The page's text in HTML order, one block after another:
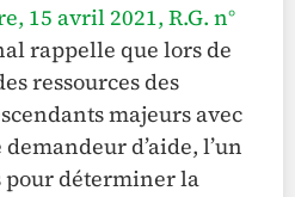
15 avril 2021, R.G. n°
rappelle que lors de
ressources des
majeurs avec
d’aide, l’un
pour déterminer la